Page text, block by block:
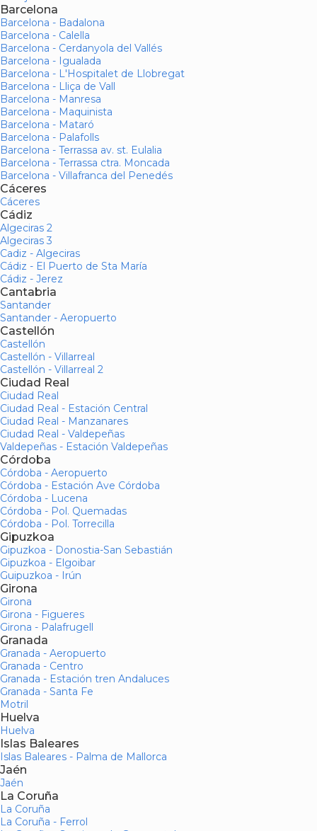
Barcelona
Barcelona - Badalona
Barcelona - Calella
Barcelona - Cerdanyola del Vallés
Barcelona - Igualada
Barcelona - L'Hospitalet de Llobregat
Barcelona - Lliça de Vall
Barcelona - Manresa
Barcelona - Maquinista
Barcelona - Mataró
Barcelona - Palafolls
Barcelona - Terrassa av. st. Eulalia
Barcelona - Terrassa ctra. Moncada
Barcelona - Villafranca del Penedés
Cáceres
Cáceres
Cádiz
Algeciras 2
Algeciras 3
Cadiz - Algeciras
Cádiz - El Puerto de Sta María
Cádiz - Jerez
Cantabria
Santander
Santander - Aeropuerto
Castellón
Castellón
Castellón - Villarreal
Castellón - Villarreal 2
Ciudad Real
Ciudad Real
Ciudad Real - Estación Central
Ciudad Real - Manzanares
Ciudad Real - Valdepeñas
Valdepeñas - Estación Valdepeñas
Córdoba
Córdoba - Aeropuerto
Córdoba - Estación Ave Córdoba
Córdoba - Lucena
Córdoba - Pol. Quemadas
Córdoba - Pol. Torrecilla
Gipuzkoa
Gipuzkoa - Donostia-San Sebastián
Gipuzkoa - Elgoibar
Guipuzkoa - Irún
Girona
Girona
Girona - Figueres
Girona - Palafrugell
Granada
Granada - Aeropuerto
Granada - Centro
Granada - Estación tren Andaluces
Granada - Santa Fe
Motril
Huelva
Huelva
Islas Baleares
Islas Baleares - Palma de Mallorca
Jaén
Jaén
La Coruña
La Coruña
La Coruña - Ferrol